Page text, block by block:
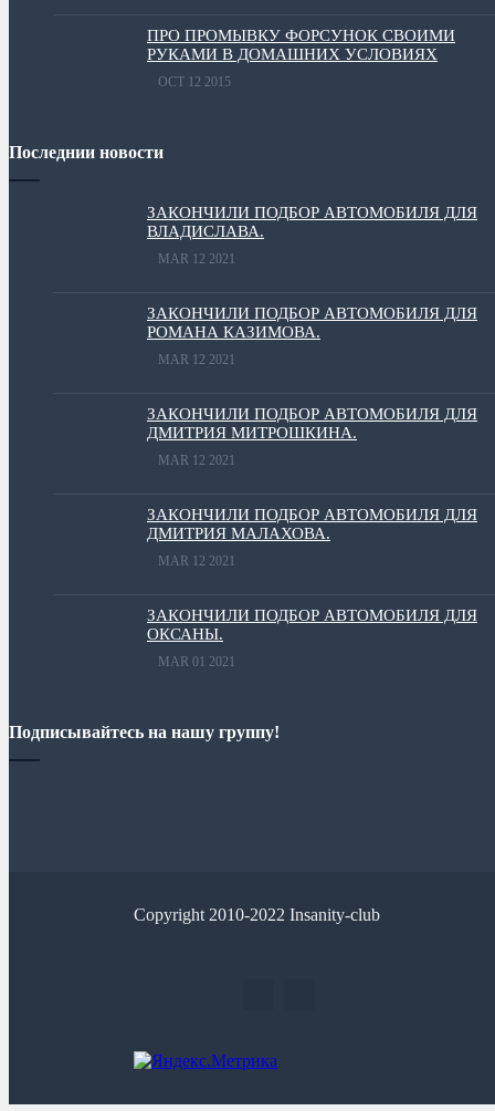
ПРО ПРОМЫВКУ ФОРСУНОК СВОИМИ
РУКАМИ В ДОМАШНИХ УСЛОВИЯХ
OCT 12 2015
Последнии новости
ЗАКОНЧИЛИ ПОДБОР АВТОМОБИЛЯ ДЛЯ
ВЛАДИСЛАВА.
MAR 12 2021
ЗАКОНЧИЛИ ПОДБОР АВТОМОБИЛЯ ДЛЯ
РОМАНА КАЗИМОВА.
MAR 12 2021
ЗАКОНЧИЛИ ПОДБОР АВТОМОБИЛЯ ДЛЯ
ДМИТРИЯ МИТРОШКИНА.
MAR 12 2021
ЗАКОНЧИЛИ ПОДБОР АВТОМОБИЛЯ ДЛЯ
ДМИТРИЯ МАЛАХОВА.
MAR 12 2021
ЗАКОНЧИЛИ ПОДБОР АВТОМОБИЛЯ ДЛЯ
ОКСАНЫ.
MAR 01 2021
Подписывайтесь на нашу группу!
Copyright 2010-2022 Insanity-club